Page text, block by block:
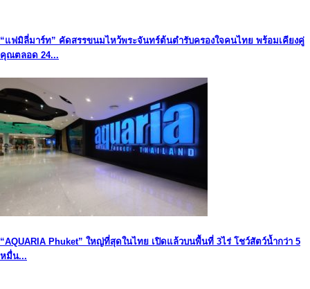
“แฟมิลี่มาร์ท” คัดสรรขนมไหว้พระจันทร์ต้นตำรับครองใจคนไทย พร้อมเคียงคู่
คุณตลอด 24...
“AQUARIA Phuket” ใหญ่ที่สุดในไทย เปิดแล้วบนพื้นที่ 3ไร่ โชว์สัตว์น้ำกว่า 5
หมื่น...